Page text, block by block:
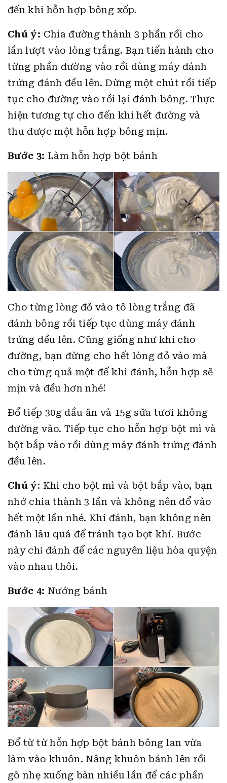
đến khi hỗn hợp bông xốp.
Chú ý: Chia đường thành 3 phần rồi cho
lần lượt vào lòng trắng. Bạn tiến hành cho
từng phần đường vào rồi dùng máy đánh
trứng đánh đều lên. Dừng một chút rồi tiếp
tục cho đường vào rồi lại đánh bông. Thực
hiện tương tự cho đến khi hết đường và
thu được một hỗn hợp bông mịn.
Bước 3: Làm hỗn hợp bột bánh
Cho từng lòng đỏ vào tô lòng trắng đã
đánh bông rồi tiếp tục dùng máy đánh
trứng đều lên. Cũng giống như khi cho
đường, bạn đừng cho hết lòng đỏ vào mà
cho từng quả một để khi đánh, hỗn hợp sẽ
mịn và đều hơn nhé!
Đổ tiếp 30g dầu ăn và 15g sữa tươi không
đường vào. Tiếp tục cho hỗn hợp bột mì và
bột bắp vào rồi dùng máy đánh trứng đánh
đều lên.
Chú ý: Khi cho bột mì và bột bắp vào, bạn
nhớ chia thành 3 lần và không nên đổ vào
hết một lần nhé. Khi đánh, bạn không nên
đánh lâu quá để tránh tạo bọt khí. Bước
này chỉ đánh để các nguyên liệu hòa quyện
vào nhau thôi.
Bước 4: Nướng bánh
Đổ từ từ hỗn hợp bột bánh bông lan vừa
làm vào khuôn. Nâng khuôn bánh lên rồi
gõ nhẹ xuống bàn nhiều lần để các phần